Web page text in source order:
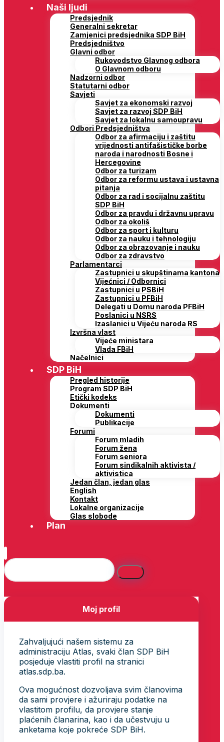
Naši ljudi
Predsjednik
Generalni sekretar
Zamjenici predsjednika SDP BiH
Predsjedništvo
Glavni odbor
Rukovodstvo Glavnog odbora
O Glavnom odboru
Nadzorni odbor
Statutarni odbor
Savjeti
Savjet za ekonomski razvoj
Savjet za razvoj SDP BiH
Savjet za lokalnu samoupravu
Odbori Predsjedništva
Odbor za afirmaciju i zaštitu
vrijednosti antifašističke borbe
naroda i narodnosti Bosne i
Hercegovine
Odbor za turizam
Odbor za reformu ustava i ustavna
pitanja
Odbor za rad i socijalnu zaštitu
SDP BiH
Odbor za pravdu i državnu upravu
Odbor za okoliš
Odbor za sport i kulturu
Odbor za nauku i tehnologiju
Odbor za obrazovanje i nauku
Odbor za zdravstvo
Parlamentarci
Zastupnici u skupštinama kantona
Vijećnici / Odbornici
Zastupnici u PSBiH
Zastupnici u PFBiH
Delegati u Domu naroda PFBiH
Poslanici u NSRS
Izaslanici u Vijeću naroda RS
Izvršna vlast
Vijeće ministara
Vlada FBiH
Načelnici
SDP BiH
Pregled historije
Program SDP BiH
Etički kodeks
Dokumenti
Dokumenti
Publikacije
Forumi
Forum mladih
Forum žena
Forum seniora
Forum sindikalnih aktivista /
aktivistica
Jedan član, jedan glas
English
Kontakt
Lokalne organizacije
Glas slobode
Plan
Moj profil
Zahvaljujući našem sistemu za
administraciju Atlas, svaki član SDP BiH
posjeduje vlastiti profil na stranici
atlas.sdp.ba.
Ova mogućnost dozvoljava svim članovima
da sami provjere i ažuriraju podatke na
vlastitom profilu, da provjere stanje
plaćenih članarina, kao i da učestvuju u
anketama koje pokreće SDP BiH.